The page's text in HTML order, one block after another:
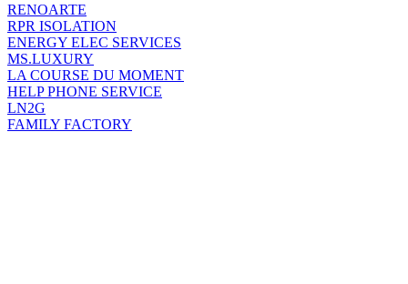
RENOARTE
RPR ISOLATION
ENERGY ELEC SERVICES
MS.LUXURY
LA COURSE DU MOMENT
HELP PHONE SERVICE
LN2G
FAMILY FACTORY